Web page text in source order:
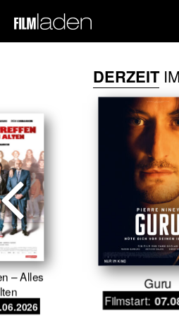
DERZEIT
– Alles
Guru
Filmstart: